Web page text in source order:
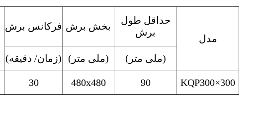
مدل
حداقل طول
برش
بخش برش فرکانس برش
(ملی متر) (ملی متر) (زمان/ دقیقه)
KQP300×300
90
480x480
30